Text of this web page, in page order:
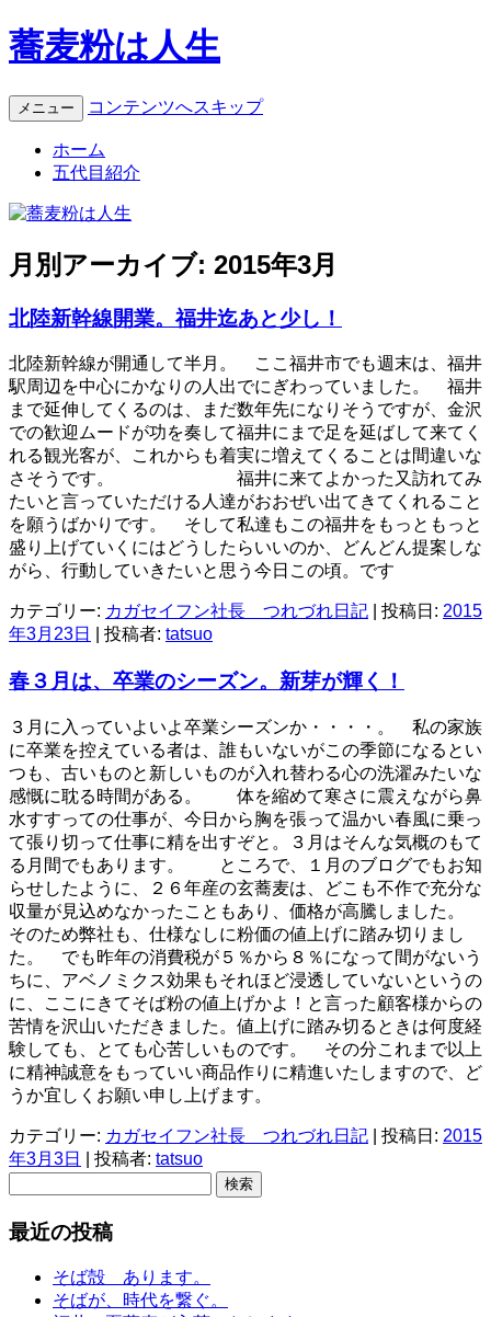
蕎麦粉は人生
メニュー コンテンツへスキップ
ホーム
五代目紹介
月別アーカイブ: 2015年3月
北陸新幹線開業。福井迄あと少し！
北陸新幹線が開通して半月。 ここ福井市でも週末は、福井
駅周辺を中心にかなりの人出でにぎわっていました。 福井
まで延伸してくるのは、まだ数年先になりそうですが、金沢
での歓迎ムードが功を奏して福井にまで足を延ばして来てく
れる観光客が、これからも着実に増えてくることは間違いな
さそうです。 福井に来てよかった又訪れてみ
たいと言っていただける人達がおおぜい出てきてくれること
を願うばかりです。 そして私達もこの福井をもっともっと
盛り上げていくにはどうしたらいいのか、どんどん提案しな
がら、行動していきたいと思う今日この頃。です
カテゴリー: カガセイフン社長 つれづれ日記 | 投稿日: 2015
年3月23日
投稿者: tatsuo
春３月は、卒業のシーズン。新芽が輝く！
３月に入っていよいよ卒業シーズンか・・・・。 私の家族
に卒業を控えている者は、誰もいないがこの季節になるとい
つも、古いものと新しいものが入れ替わる心の洗濯みたいな
感慨に耽る時間がある。 体を縮めて寒さに震えながら鼻
水すすっての仕事が、今日から胸を張って温かい春風に乗っ
て張り切って仕事に精を出すぞと。３月はそんな気概のもて
る月間でもあります。 ところで、１月のブログでもお知
らせしたように、２６年産の玄蕎麦は、どこも不作で充分な
収量が見込めなかったこともあり、価格が高騰しました。
そのため弊社も、仕様なしに粉価の値上げに踏み切りまし
た。 でも昨年の消費税が５％から８％になって間がないう
ちに、アベノミクス効果もそれほど浸透していないというの
に、ここにきてそば粉の値上げかよ！と言った顧客様からの
苦情を沢山いただきました。値上げに踏み切るときは何度経
験しても、とても心苦しいものです。 その分これまで以上
に精神誠意をもっていい商品作りに精進いたしますので、ど
うか宜しくお願い申し上げます。
カテゴリー: カガセイフン社長 つれづれ日記 | 投稿日: 2015
年3月3日
投稿者: tatsuo
最近の投稿
そば殻 あります。
そばが、時代を繋ぐ。